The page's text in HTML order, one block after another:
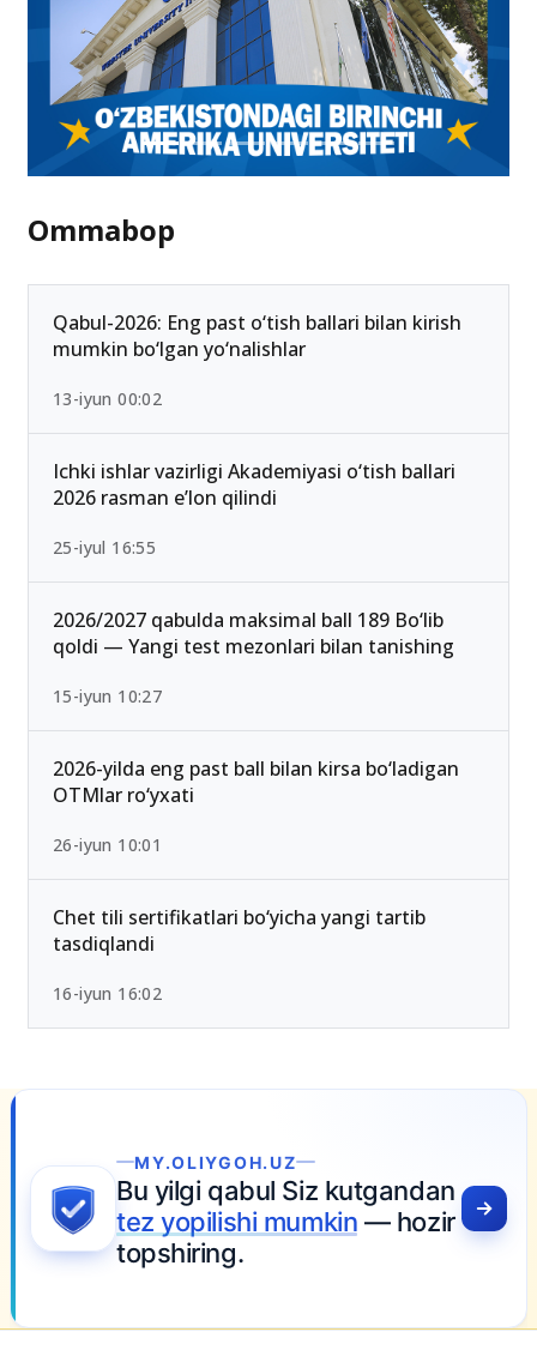
Ommabop
Qabul-2026: Eng past o‘tish ballari bilan kirish
mumkin bo‘lgan yo‘nalishlar
13-iyun 00:02
Ichki ishlar vazirligi Akademiyasi o‘tish ballari
2026 rasman e’lon qilindi
25-iyul 16:55
2026/2027 qabulda maksimal ball 189 Bo‘lib
qoldi — Yangi test mezonlari bilan tanishing
15-iyun 10:27
2026-yilda eng past ball bilan kirsa bo‘ladigan
OTMlar ro‘yxati
26-iyun 10:01
Chet tili sertifikatlari bo‘yicha yangi tartib
tasdiqlandi
16-iyun 16:02
Siz kutgandan
mumkin— hozir